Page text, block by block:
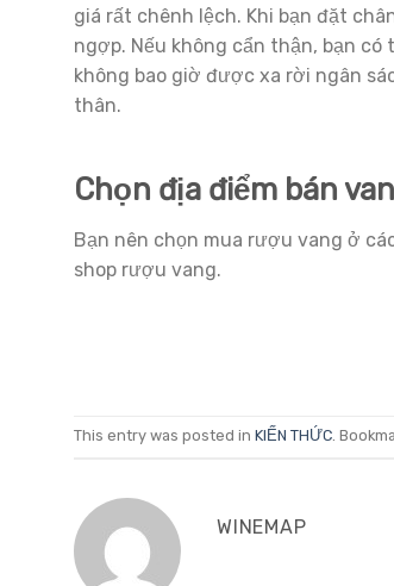
giá rất chênh lệch. Khi bạn đặt
ngợp. Nếu không cẩn thận, bạn
không bao giờ được xa rời ngân
thân.
Chọn địa điểm bán
Bạn nên chọn mua rượu vang ở
shop rượu vang.
This entry was posted in KIẾN THỨC.
WINEMAP